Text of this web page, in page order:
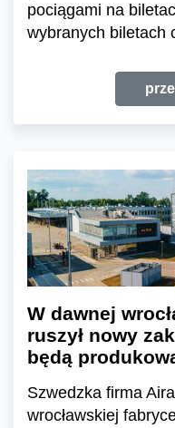
pociągami na
wybranych biletach
W dawnej
ruszył nowy
będą
Szwedzka firma
wrocławskiej